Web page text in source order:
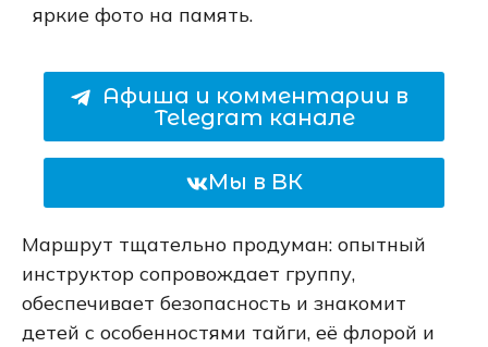
яркие фото на память.
Афиша и комментарии в
Telegram канале
Мы в ВК
Маршрут тщательно продуман: опытный
инструктор сопровождает группу,
обеспечивает безопасность и знакомит
детей с особенностями тайги, её флорой и